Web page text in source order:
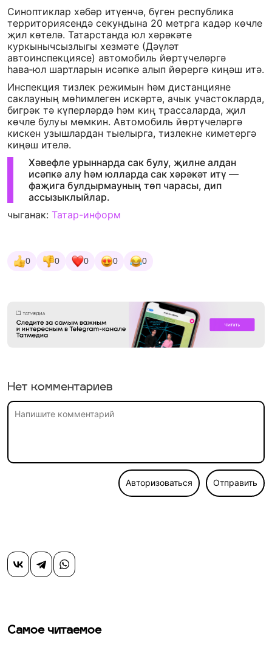
Синоптиклар хәбәр итүенчә, бүген республика
территориясендә секундына 20 метрга кадәр көчле
җил көтелә. Татарстанда юл хәрәкәте
куркынычсызлыгы хезмәте (Дәүләт
автоинспекциясе) автомобиль йөртүчеләргә
һава‑юл шартларын исәпкә алып йөрергә киңәш итә.
Инспекция тизлек режимын һәм дистанцияне
саклауның мөһимлеген искәртә, ачык участокларда,
бигрәк тә күперләрдә һәм киң трассаларда, җил
көчле булуы мөмкин. Автомобиль йөртүчеләргә
кискен узышлардан тыелырга, тизлекне киметергә
киңәш ителә.
Хәвефле урыннарда сак булу, җилне алдан
исәпкә алу һәм юлларда сак хәрәкәт итү —
фаҗига булдырмауның төп чарасы, дип
ассызыклыйлар.
чыганак: Татар-информ
0 0 0 0 0
Нет комментариев
Авторизоваться Отправить
Самое читаемое